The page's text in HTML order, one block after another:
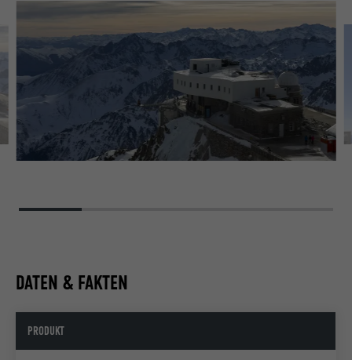
DATEN & FAKTEN
PRODUKT